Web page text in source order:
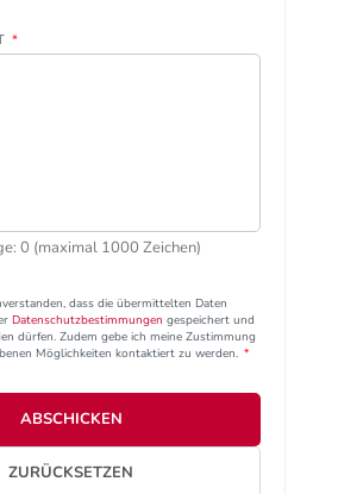
*
0 (maximal 1000 Zeichen)
dass die übermittelten Daten
Datenschutzbestimmungen gespeichert und
dürfen. Zudem gebe ich meine Zustimmung
Möglichkeiten kontaktiert zu werden. *
ABSCHICKEN
ZURÜCKSETZEN